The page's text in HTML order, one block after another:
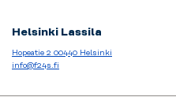
Helsinki Lassila
Hopeatie 2 00440 Helsinki
info@f24s.fi